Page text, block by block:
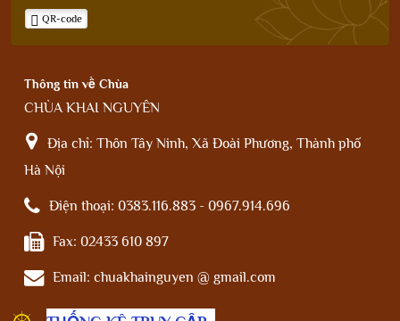
QR-code
Thông tin về Chùa
CHÙA KHAI NGUYÊN
Địa chỉ: Thôn Tây Ninh, Xã Đoài Phương, Thành phố
Hà Nội
Điện thoại: 0383.116.883 - 0967.914.696
Fax: 02433 610 897
Email: chuakhainguyen @ gmail.com